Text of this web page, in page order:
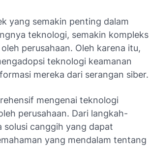
yang semakin penting dalam
teknologi, semakin kompleks
perusahaan. Oleh karena itu,
teknologi keamanan
mereka dari serangan siber.
mengenai teknologi
perusahaan. Dari langkah-
solusi canggih yang dapat
yang mendalam tentang